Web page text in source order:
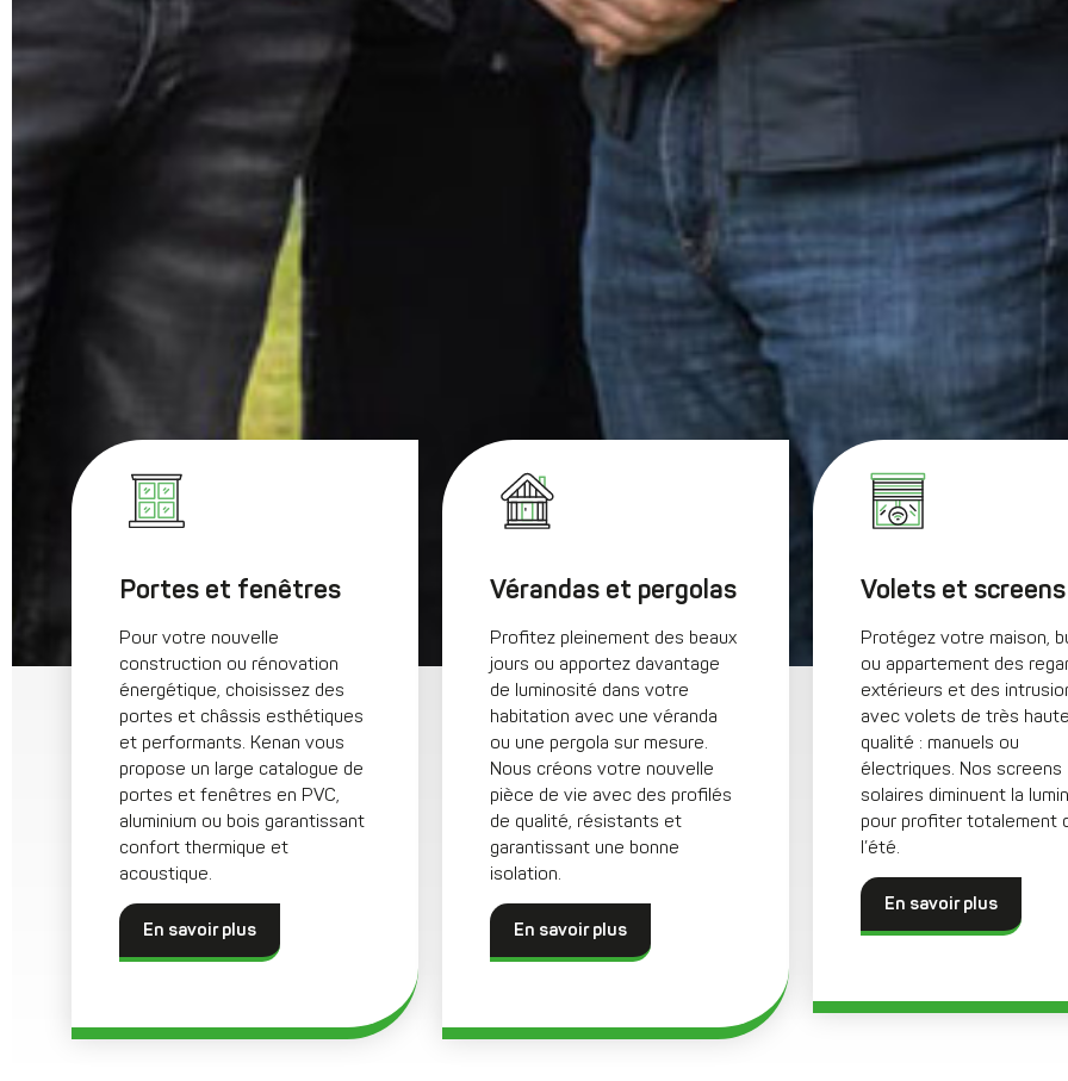
Portes et fenêtres
Pour votre nouvelle
construction ou rénovation
énergétique, choisissez des
portes et châssis esthétiques
et performants. Kenan vous
propose un large catalogue de
portes et fenêtres en PVC,
aluminium ou bois garantissant
confort thermique et
acoustique.
En savoir plus
Vérandas et pergolas
Profitez pleinement des beaux
jours ou apportez davantage
de luminosité dans votre
habitation avec une véranda
ou une pergola sur mesure.
Nous créons votre nouvelle
pièce de vie avec des profilés
de qualité, résistants et
garantissant une bonne
isolation.
En savoir plus
Volets et screens
Protégez votre maison,
ou appartement des
extérieurs et des
avec volets de très
qualité : manuels ou
électriques. Nos screens
solaires diminuent la
pour profiter totalement
l’été.
En savoir plus